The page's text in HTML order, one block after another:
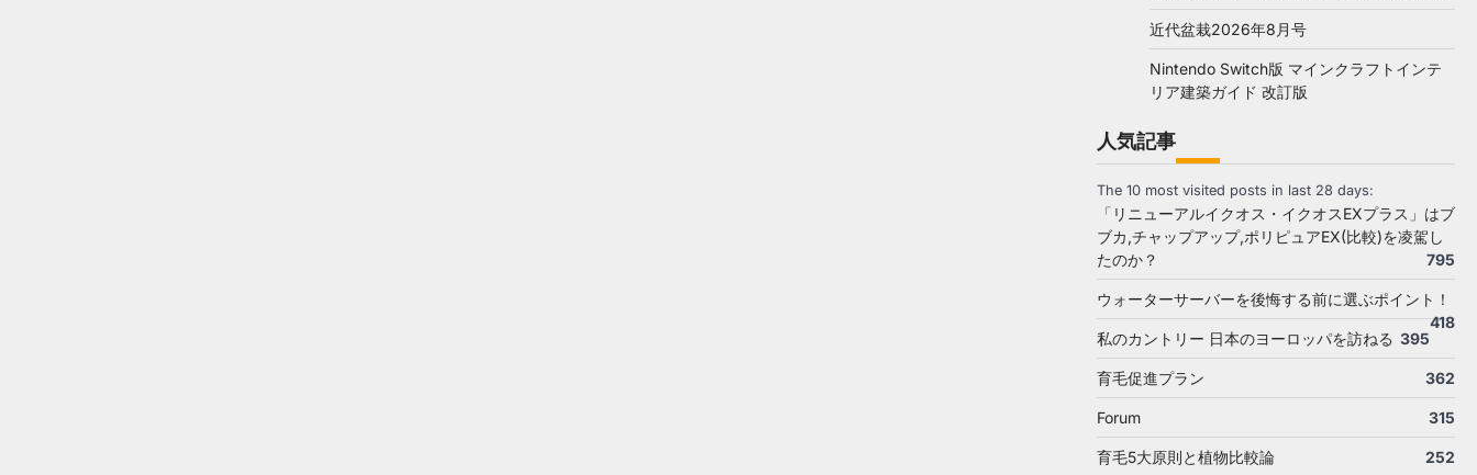
近代盆栽2026年8月号
Nintendo Switch版 マインクラフトインテ
リア建築ガイド 改訂版
人気記事
The 10 most visited posts in last 28 days:
「リニューアルイクオス・イクオスEXプラス」はブ
ブカ,チャップアップ,ポリピュアEX(比較)を凌駕し
たのか？
795
ウォーターサーバーを後悔する前に選ぶポイント！
418
私のカントリー 日本のヨーロッパを訪ねる 395
育毛促進プラン 362
Forum 315
育毛5大原則と植物比較論 252